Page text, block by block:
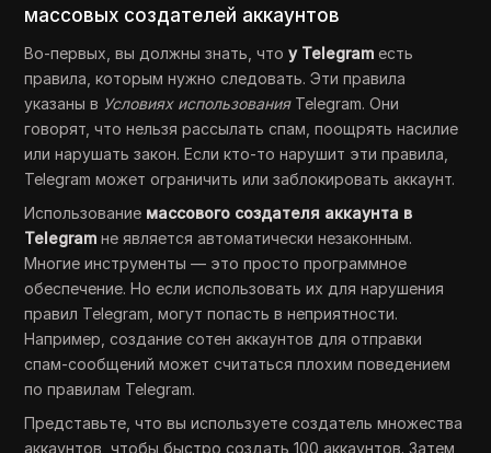
массовых создателей аккаунтов
Во-первых, вы должны знать, чтоу Telegram есть
правила, которым нужно следовать. Эти правила
указаны в Условиях использованияTelegram. Они
говорят, что нельзя рассылать спам, поощрять насилие
или нарушать закон. Если кто-то нарушит эти правила,
Telegram может ограничить или заблокировать аккаунт.
Использование массового создателя аккаунта в
Telegram не является автоматически незаконным.
Многие инструменты — это просто программное
обеспечение. Но если использовать их для нарушения
правил Telegram, могут попасть в неприятности.
Например, создание сотен аккаунтов для отправки
спам-сообщений может считаться плохим поведением
по правилам Telegram.
Представьте, что вы используете создатель множества
аккаунтов, чтобы быстро создать 100 аккаунтов. Затем